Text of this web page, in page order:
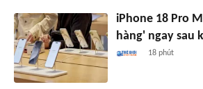
iPhone 18 Pro
hàng' ngay sau
18 phút